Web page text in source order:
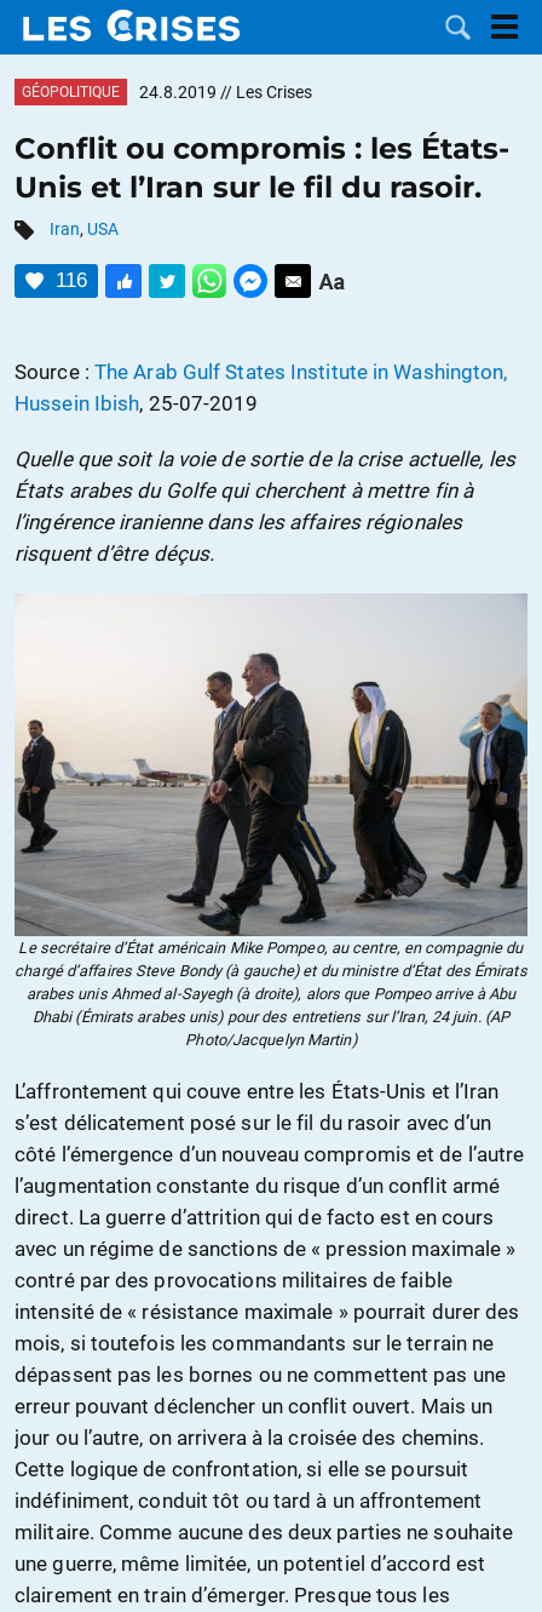
DOSSIERS
CATÉGORIES
CONTACTER
FAIRE UN
DON
GÉOPOLITIQUE 24.8.2019 // Les Crises
Conflit ou compromis : les États-
Unis et l’Iran sur le fil du rasoir.
Iran, USA
116
Source : The Arab Gulf States Institute in Washington,
Hussein Ibish, 25-07-2019
Quelle que soit la voie de sortie de la crise actuelle, les
États arabes du Golfe qui cherchent à mettre fin à
l’ingérence iranienne dans les affaires régionales
risquent d’être déçus.
Le secrétaire d’État américain Mike Pompeo, au centre, en compagnie du
chargé d’affaires Steve Bondy (à gauche) et du ministre d’État des Émirats
arabes unis Ahmed al-Sayegh (à droite), alors que Pompeo arrive à Abu
Dhabi (Émirats arabes unis) pour des entretiens sur l’Iran, 24 juin. (AP
Photo/Jacquelyn Martin)
L’affrontement qui couve entre les États-Unis et l’Iran
s’est délicatement posé sur le fil du rasoir avec d’un
côté l’émergence d’un nouveau compromis et de l’autre
l’augmentation constante du risque d’un conflit armé
direct. La guerre d’attrition qui de facto est en cours
avec un régime de sanctions de « pression maximale »
contré par des provocations militaires de faible
intensité de « résistance maximale » pourrait durer des
mois, si toutefois les commandants sur le terrain ne
dépassent pas les bornes ou ne commettent pas une
erreur pouvant déclencher un conflit ouvert. Mais un
jour ou l’autre, on arrivera à la croisée des chemins.
Cette logique de confrontation, si elle se poursuit
indéfiniment, conduit tôt ou tard à un affrontement
militaire. Comme aucune des deux parties ne souhaite
une guerre, même limitée, un potentiel d’accord est
clairement en train d’émerger. Presque tous les